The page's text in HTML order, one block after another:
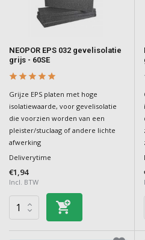
NEOPOR EPS 032 gevelisolatie
grijs - 60SE
Grijze EPS platen met hoge
isolatiewaarde, voor gevelisolatie
die voorzien worden van een
pleister/stuclaag of andere lichte
afwerking
Deliverytime
€1,94
Incl. BTW